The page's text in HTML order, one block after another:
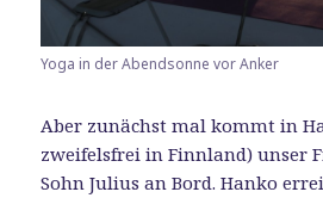
Yoga in der Abendsonne vor Anker
Aber zunächst mal kommt in
zweifelsfrei in Finnland) unser
Sohn Julius an Bord. Hanko